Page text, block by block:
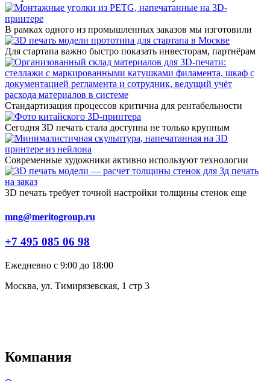
В рамках одного из промышленных заказов мы изготовили
Для стартапа важно быстро показать инвесторам, партнёрам
Стандартизация процессов критична для рентабельности
Сегодня 3D печать стала доступна не только крупным
Современные художники активно используют технологии
3D печать требует точной настройки толщины стенок еще
mng@meritogroup.ru
+7 495 085 06 98
Ежедневно с 9:00 до 18:00
Москва, ул. Тимирязевская, 1 стр 3
Компания